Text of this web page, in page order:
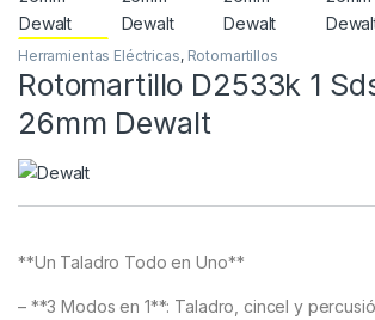
Herramientas Eléctricas, Rotomartillos
Rotomartillo D2533k 1
26mm Dewalt
**Un Taladro Todo en Uno**
– **3 Modos en 1**: Taladro, cincel y